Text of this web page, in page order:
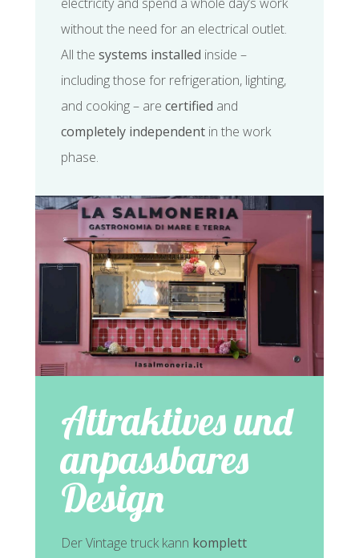
without the need for an electrical outlet.
All the systems installed inside –
including those for refrigeration, lighting,
and cooking – are certified and
completely independent in the work
phase.
Attraktives und
anpassbares
Design
Der Vintage truck kann komplett